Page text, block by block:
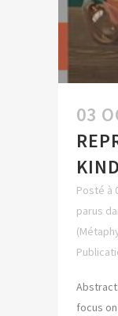
03
Posté à
parus
focus